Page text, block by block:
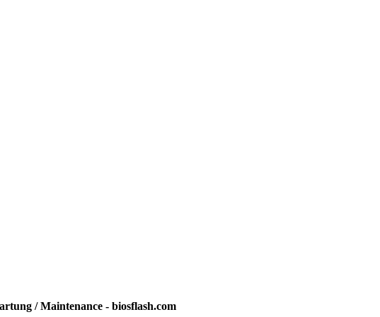
/ Maintenance - biosflash.com